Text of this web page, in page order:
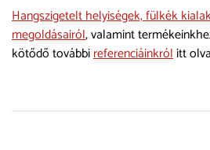
Hangszigetelt helyiségek, fülkék
megoldásairól, valamint
kötődő továbbireferenciáinkrólitt